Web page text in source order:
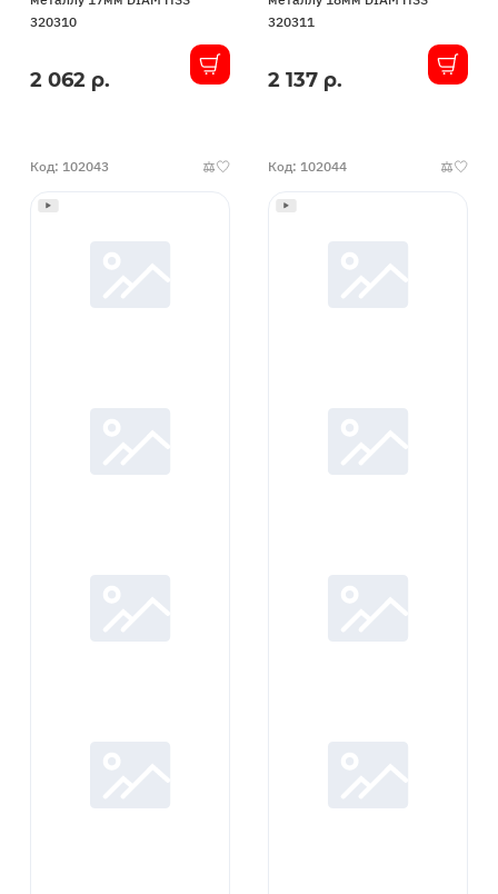
320310
В
2 062 р.
320311
В
2 137 р.
Код: 102043 Код: 102044